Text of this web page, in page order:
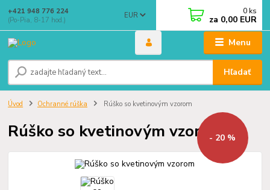
Menu
EUR
Hľadať
+421 948 776 224
(Po-Pia, 8-17 hod.)
0 ks
za 0,00 EUR
Úvod Ochranné rúška Rúško so kvetinovým vzorom
Rúško so kvetinovým vzorom
- 20 %